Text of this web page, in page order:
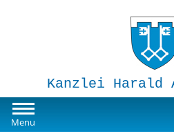
Kanzlei Harald
Menu